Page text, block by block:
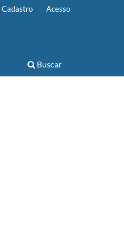
Buscar
Cadastro Acesso